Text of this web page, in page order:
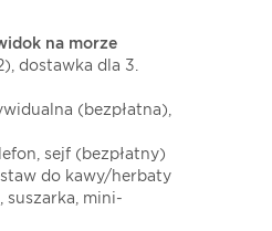
na morze
dostawka dla 3.
(bezpłatna),
sejf (bezpłatny)
do kawy/herbaty
suszarka, mini-